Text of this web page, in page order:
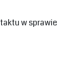
w sprawie